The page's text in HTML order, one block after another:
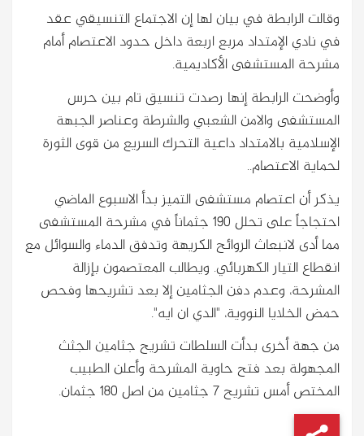
وقالت الرابطة في بيان لها إن الاجتماع التنسيقي عقد
في نادي الإمتداد مربع اربعة داخل حدود الاعتصام أمام
مشرحة المستشفى الأكاديمية.
وأوضحت الرابطة إنها رصدت تنسيق تام بين حرس
المستشفى والامن الشعبي والشرطة وعناصر الجبهة
الإسلامية بالامتداد داعية التحرك السريع من قوى الثورة
لحماية الاعتصام..
يذكر أن اعتصام مستشفى التميز بدأ الاسبوع الماضي
احتجاجاً على تحلل 190 جثماناً في مشرحة المستشفى
مما أدى لانبعاث الروائح الكريهة وتدفق الدماء والسوائل مع
انقطاع التيار الكهربائي. ويطالب المعتصمون بإزالة
المشرحة، وعدم دفن الجثامين إلا بعد تشريحها وفحص
حمض الخلايا النووية، "الدي ان ايه".
من جهة أخرى بدأت السلطات تشريح جثامين الجثث
المجهولة بعد فتح حاوية المشرحة وأعلن الطبيب
المختص أمس تشريح 7 جثامين من اصل 180 جثمان.